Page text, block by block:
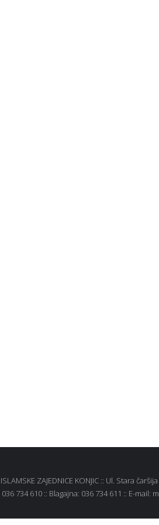
ZAJEDNICE KONJIC :: Ul. Stara
734 610 :: Blagajna: 036 734 611 :: E-mail: